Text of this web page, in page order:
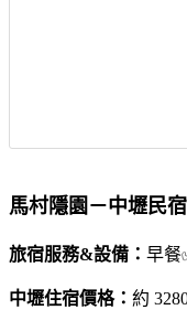
馬村隱園－中壢民
旅宿服務&設備： 早餐
中壢住宿價格： 約